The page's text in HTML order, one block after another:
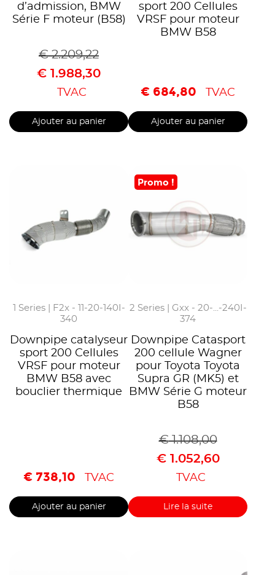
d’admission, BMW
Série F moteur (B58)
€2.209,22
€ 1.988,30
TVAC
Ajouter au panier
sport 200 Cellules
VRSF pour moteur
BMW B58
€ 684,80 TVAC
Ajouter au panier
1 Series | F2x - 11-20-140I-
340
Downpipe catalyseur
sport 200 Cellules
VRSF pour moteur
BMW B58 avec
bouclier thermique
€ 738,10 TVAC
Ajouter au panier
Promo !
2 Series | Gxx - 20-...-240I-
374
Downpipe Catasport
200 cellule Wagner
pour Toyota Toyota
Supra GR (MK5) et
BMW Série G moteur
B58
€1.108,00
€1.052,60
TVAC
Lire la suite